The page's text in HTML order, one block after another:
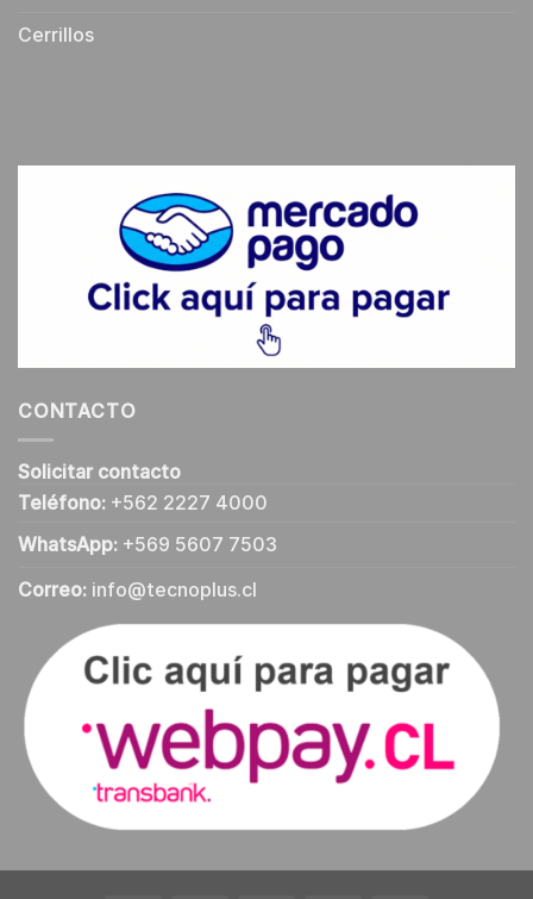
Cerrillos
CONTACTO
Solicitar contacto
Teléfono: +562 2227 4000
WhatsApp: +569 5607 7503
Correo: info@tecnoplus.cl